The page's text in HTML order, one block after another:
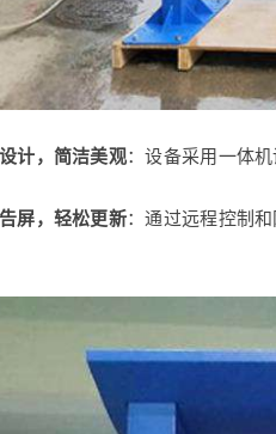
计，简洁美观：设备采用一体
屏，轻松更新：通过远程控制